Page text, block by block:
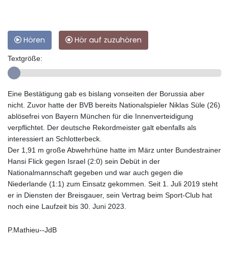
Hören Hör auf zuzuhören
Textgröße:
Eine Bestätigung gab es bislang vonseiten der Borussia aber
nicht. Zuvor hatte der BVB bereits Nationalspieler Niklas Süle (26)
ablösefrei von Bayern München für die Innenverteidigung
verpflichtet. Der deutsche Rekordmeister galt ebenfalls als
interessiert an Schlotterbeck.
Der 1,91 m große Abwehrhüne hatte im März unter Bundestrainer
Hansi Flick gegen Israel (2:0) sein Debüt in der
Nationalmannschaft gegeben und war auch gegen die
Niederlande (1:1) zum Einsatz gekommen. Seit 1. Juli 2019 steht
er in Diensten der Breisgauer, sein Vertrag beim Sport-Club hat
noch eine Laufzeit bis 30. Juni 2023.
P.Mathieu--JdB